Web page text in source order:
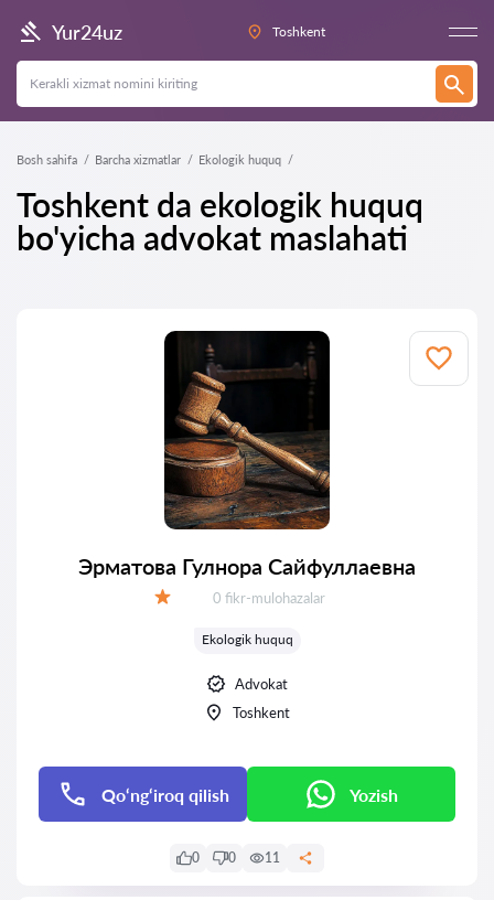
Yur24uz Toshkent
Bosh sahifa Barcha xizmatlar Ekologik huquq
Toshkent da ekologik huquq
bo'yicha advokat maslahati
Эрматова Гулнора Сайфуллаевна
Fikrlar:
0 fikr-mulohazalar
Ekologik huquq
Advokat
Toshkent
Qo‘ng‘iroq qilish Yozish
0 0 11